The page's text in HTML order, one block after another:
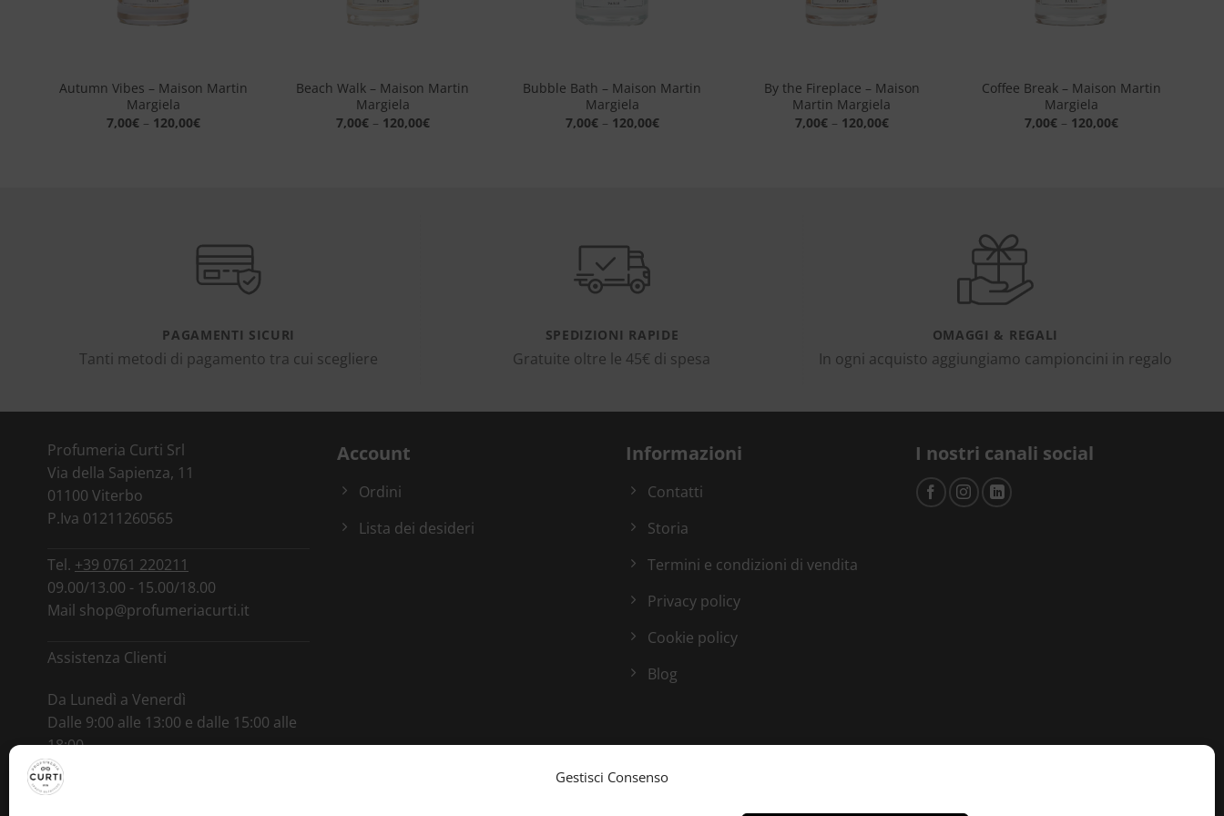
Gestisci Consenso
Autumn Vibes – Maison Martin
Margiela
7,00€– 120,00€
Beach Walk – Maison Martin
Margiela
7,00€– 120,00€
Bubble Bath – Maison Martin
Margiela
7,00€– 120,00€
By the Fireplace – Maison
Martin Margiela
7,00€– 120,00€
Coffee Break – Maison Martin
Margiela
7,00€– 120,00€
PAGAMENTI SICURI
Tanti metodi di pagamento tra cui scegliere
SPEDIZIONI RAPIDE
Gratuite oltre le 45€ di spesa
OMAGGI & REGALI
In ogni acquisto aggiungiamo campioncini in regalo
Profumeria Curti Srl
Via della Sapienza, 11
01100 Viterbo
P.Iva 01211260565
Tel. +39 0761 220211
09.00/13.00 - 15.00/18.00
Mail shop@profumeriacurti.it
Assistenza Clienti
Da Lunedì a Venerdì
Dalle 9:00 alle 13:00 e dalle 15:00 alle
18:00
Tel.
Account
Ordini
Lista dei desideri
Informazioni
Contatti
Storia
Termini e condizioni di vendita
Privacy policy
Cookie policy
Blog
I nostri canali social